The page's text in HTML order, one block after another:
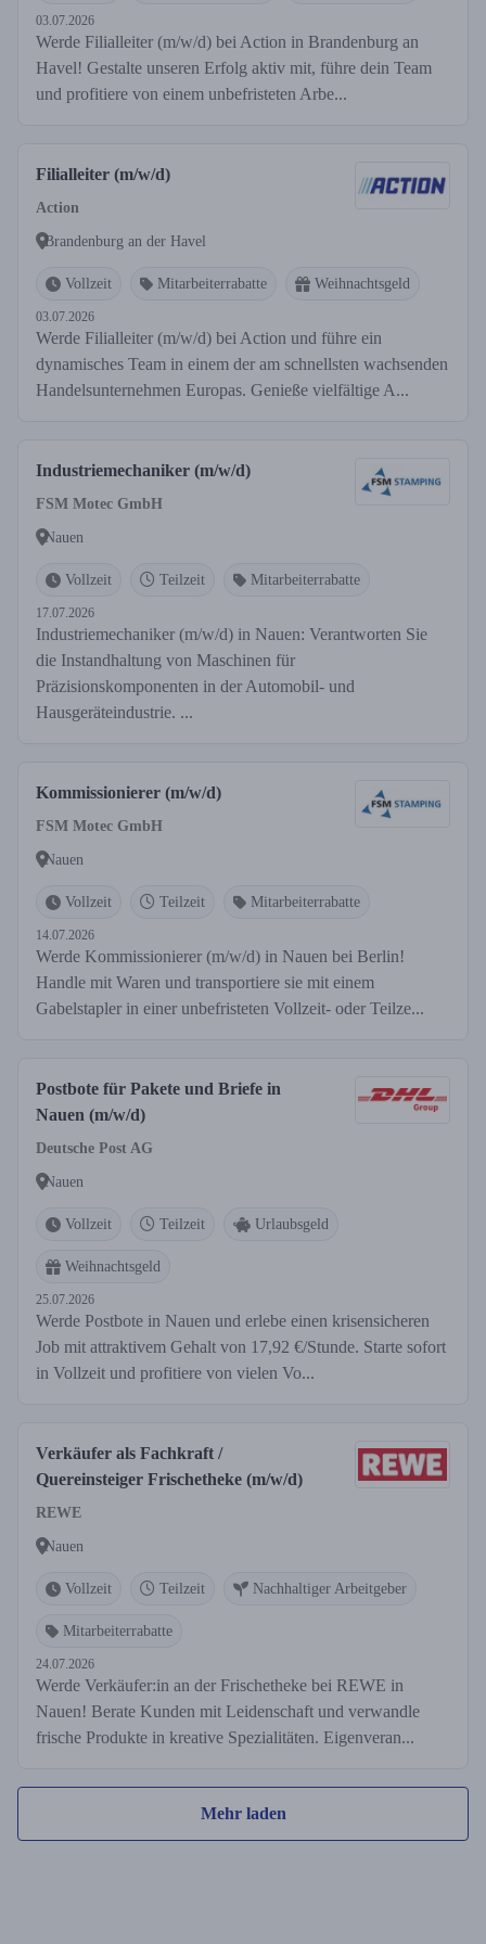
03.07.2026
Werde Filialleiter (m/w/d) bei Action in Brandenburg an
Havel! Gestalte unseren Erfolg aktiv mit, führe dein Team
und profitiere von einem unbefristeten Arbe...
Filialleiter (m/w/d)
Action
Brandenburg an der Havel
Vollzeit Mitarbeiterrabatte Weihnachtsgeld
03.07.2026
Werde Filialleiter (m/w/d) bei Action und führe ein
dynamisches Team in einem der am schnellsten wachsenden
Handelsunternehmen Europas. Genieße vielfältige A...
Industriemechaniker (m/w/d)
FSM Motec GmbH
Nauen
Vollzeit Teilzeit Mitarbeiterrabatte
17.07.2026
Industriemechaniker (m/w/d) in Nauen: Verantworten Sie
die Instandhaltung von Maschinen für
Präzisionskomponenten in der Automobil- und
Hausgeräteindustrie. ...
Kommissionierer (m/w/d)
FSM Motec GmbH
Nauen
Vollzeit Teilzeit Mitarbeiterrabatte
14.07.2026
Werde Kommissionierer (m/w/d) in Nauen bei Berlin!
Handle mit Waren und transportiere sie mit einem
Gabelstapler in einer unbefristeten Vollzeit- oder Teilze...
Postbote für Pakete und Briefe in
Nauen (m/w/d)
Deutsche Post AG
Nauen
Vollzeit Teilzeit Urlaubsgeld
Weihnachtsgeld
25.07.2026
Werde Postbote in Nauen und erlebe einen krisensicheren
Job mit attraktivem Gehalt von 17,92 €/Stunde. Starte sofort
in Vollzeit und profitiere von vielen Vo...
Verkäufer als Fachkraft /
Quereinsteiger Frischetheke (m/w/d)
REWE
Nauen
Vollzeit Teilzeit Nachhaltiger Arbeitgeber
Mitarbeiterrabatte
24.07.2026
Werde Verkäufer:in an der Frischetheke bei REWE in
Nauen! Berate Kunden mit Leidenschaft und verwandle
frische Produkte in kreative Spezialitäten. Eigenveran...
Mehr laden